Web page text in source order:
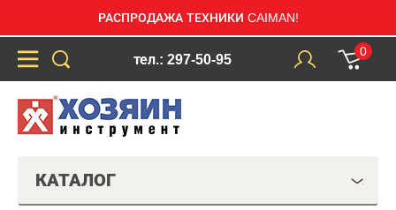
РАСПРОДАЖА ТЕХНИКИ CAIMAN!
тел.: 297-50-95
0
КАТАЛОГ